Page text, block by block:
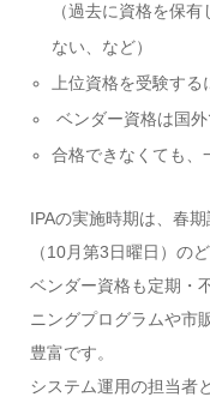
（過去に資格を保
ない、など）
上位資格を受験す
ベンダー資格は国
合格できなくても、
IPAの実施時期は、春
（10月第3日曜日）の
ベンダー資格も定期・
ニングプログラムや市
豊富です。
システム運用の担当者